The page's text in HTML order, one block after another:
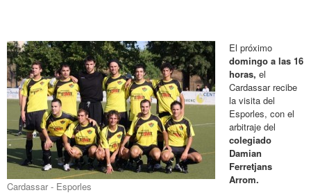
Cardassar - Esporles
El próximo
domingo a las 16
horas, el
Cardassar recibe
la visita del
Esporles, con el
arbitraje del
colegiado
Damian
Ferretjans
Arrom.